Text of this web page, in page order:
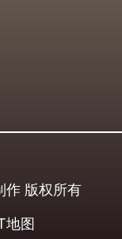
作 版权所有
地图